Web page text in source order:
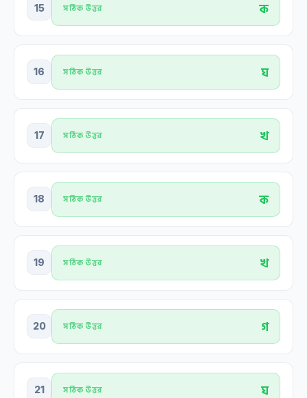
15 সঠিক উত্তর ক
16 সঠিক উত্তর ঘ
17 সঠিক উত্তর খ
18 সঠিক উত্তর ক
19 সঠিক উত্তর খ
20 সঠিক উত্তর গ
21 সঠিক উত্তর ঘ